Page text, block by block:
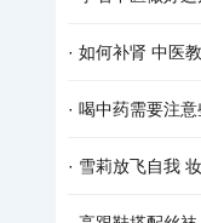
· 如何补肾 中医
· 喝中药需要注意
· 雪莉放飞自我